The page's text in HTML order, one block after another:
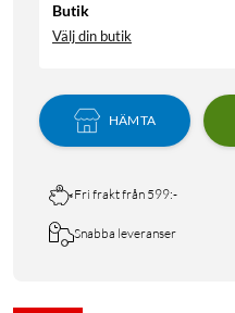
Butik
Välj din butik
HÄMTA
Fri frakt från 599:-
Snabba leveranser